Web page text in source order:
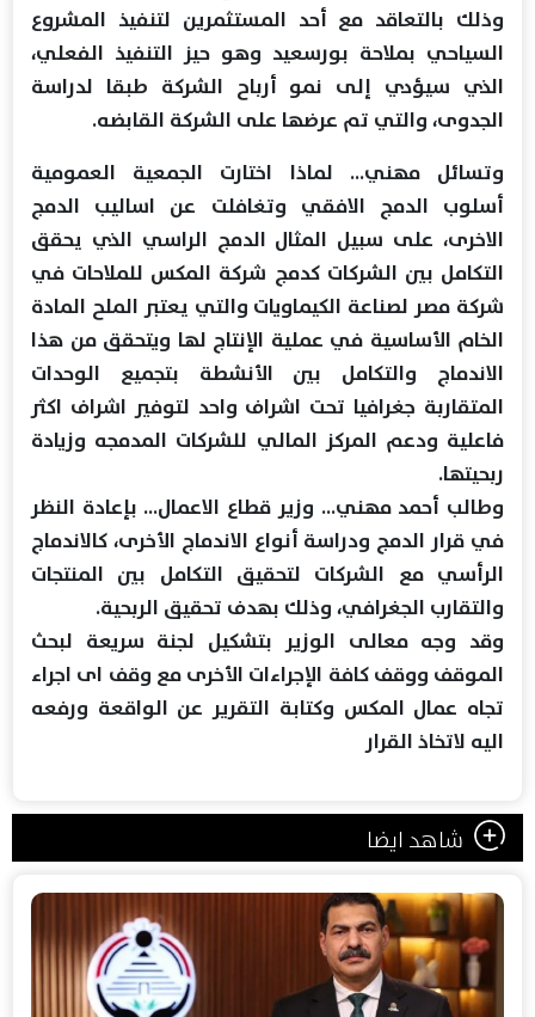
وذلك بالتعاقد مع أحد المستثمرين لتنفيذ المشروع
السياحي بملاحة بورسعيد وهو حيز التنفيذ الفعلي،
الذي سيؤدي إلى نمو أرباح الشركة طبقا لدراسة
الجدوى، والتي تم عرضها على الشركة القابضه.
وتسائل مهني... لماذا اختارت الجمعية العمومية
أسلوب الدمج الافقي وتغافلت عن اساليب الدمج
الاخرى، على سبيل المثال الدمج الراسي الذي يحقق
التكامل بين الشركات كدمج شركة المكس للملاحات في
شركة مصر لصناعة الكيماويات والتي يعتبر الملح المادة
الخام الأساسية في عملية الإنتاج لها ويتحقق من هذا
الاندماج والتكامل بين الأنشطة بتجميع الوحدات
المتقاربة جغرافيا تحت اشراف واحد لتوفير اشراف اكثر
فاعلية ودعم المركز المالي للشركات المدمجه وزيادة
ربحيتها.
وطالب أحمد مهني... وزير قطاع الاعمال... بإعادة النظر
في قرار الدمج ودراسة أنواع الاندماج الأخرى، كالاندماج
الرأسي مع الشركات لتحقيق التكامل بين المنتجات
والتقارب الجغرافي، وذلك بهدف تحقيق الربحية.
وقد وجه معالى الوزير بتشكيل لجنة سريعة لبحث
الموقف ووقف كافة الإجراءات الأخرى مع وقف اى اجراء
تجاه عمال المكس وكتابة التقرير عن الواقعة ورفعه
اليه لاتخاذ القرار
شاهد ايضا